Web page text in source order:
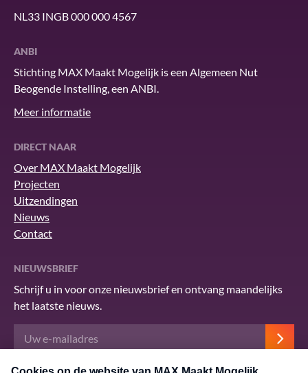
NL33 INGB 000 000 4567
ANBI
Stichting MAX Maakt Mogelijk is een Algemeen Nut
Beogende Instelling, een ANBI.
Meer informatie
DIRECT NAAR
Over MAX Maakt Mogelijk
Projecten
Uitzendingen
Nieuws
Contact
NIEUWSBRIEF
Schrijf u in voor onze nieuwsbrief en ontvang maandelijks
het laatste nieuws.
Deze site wordt beschermd door reCAPTCHA en het Googleprivacybeleid.